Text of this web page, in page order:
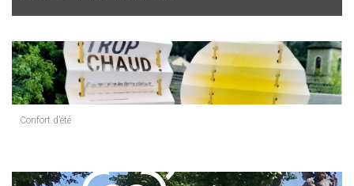
Confort d’été